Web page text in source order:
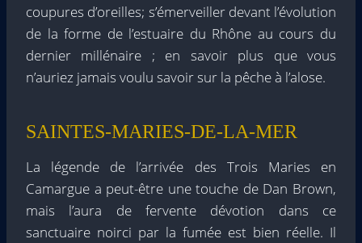
coupures d’oreilles; s’émerveiller devant l’évolution
de la forme de l’estuaire du Rhône au cours du
dernier millénaire ; en savoir plus que vous
n’auriez jamais voulu savoir sur la pêche à l’alose.
SAINTES-MARIES-DE-LA-MER
La légende de l’arrivée des Trois Maries en
Camargue a peut-être une touche de Dan Brown,
mais l’aura de fervente dévotion dans ce
sanctuaire noirci par la fumée est bien réelle. Il